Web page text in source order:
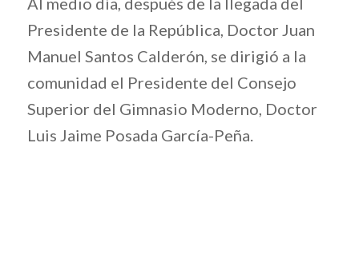
Presidente de la República, Doctor Juan
Manuel Santos Calderón, se dirigió a la
comunidad el Presidente del Consejo
Superior del Gimnasio Moderno, Doctor
Luis Jaime Posada García-Peña.